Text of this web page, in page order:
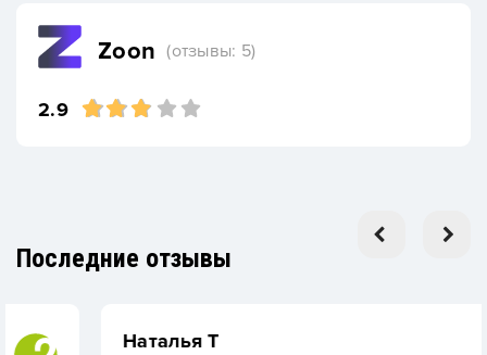
Zoon (отзывы: 5)
2.9
Последние отзывы
Наталья Т